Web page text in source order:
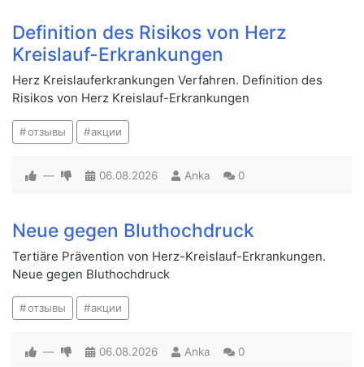
Definition des Risikos von Herz
Kreislauf-Erkrankungen
Herz Kreislauferkrankungen Verfahren. Definition des
Risikos von Herz Kreislauf-Erkrankungen
отзывы акции
— 06.08.2026 Anka 0
Neue gegen Bluthochdruck
Tertiäre Prävention von Herz-Kreislauf-Erkrankungen.
Neue gegen Bluthochdruck
отзывы акции
— 06.08.2026 Anka 0